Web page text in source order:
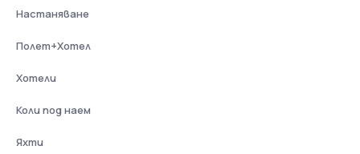
Настаняване
Полет+Хотел
Хотели
Коли под наем
Яхти